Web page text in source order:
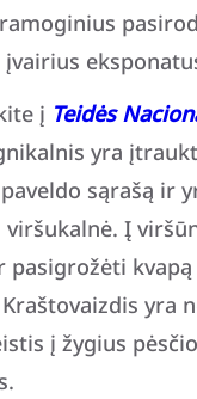
į Teidės
yra
sąrašą ir
viršukalnė. Į
pasigrožėti
yra
į žygius